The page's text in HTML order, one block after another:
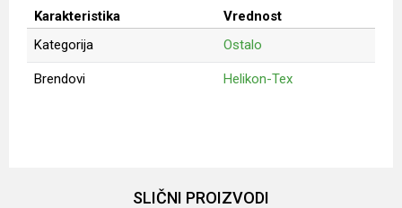
Karakteristika
Vrednost
Kategorija
Ostalo
Brendovi Helikon-Tex
SLIČNI PROIZVODI